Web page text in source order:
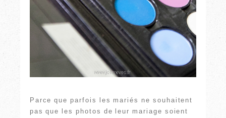
Parce que parfois les mariés ne souhaitent
pas que les photos de leur mariage soient